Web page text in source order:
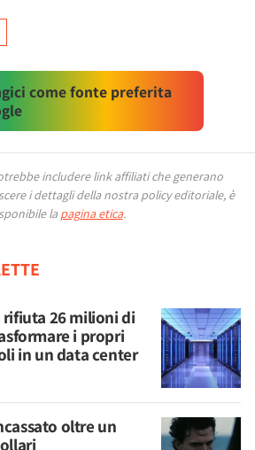
come fonte preferita
includere link affiliati che generano
i dettagli della nostra policy editoriale, è
la pagina etica.
26 milioni di
i propri
in un data center
oltre un